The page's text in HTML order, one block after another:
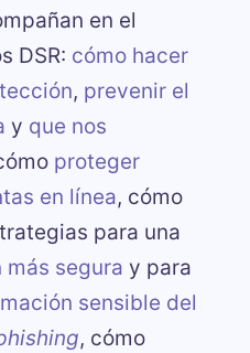
en el
DSR: cómo hacer
, prevenir el
y que nos
proteger
en línea, cómo
para una
segura y para
sensible del
, cómo